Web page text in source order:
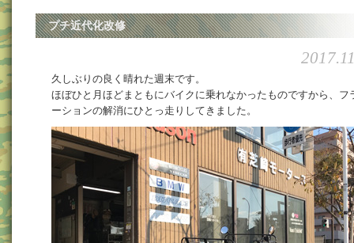
プチ近代化改修
久しぶりの良く晴れた週末です。
ほぼひと月ほどまともにバイクに乗れなかったものですから、フ
ーションの解消にひとっ走りしてきました。